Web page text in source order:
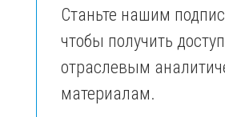
Станьте нашим
чтобы получить
отраслевым
материалам.